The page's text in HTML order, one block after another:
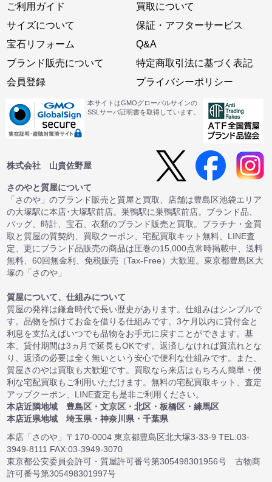
ご利用ガイド
サイズについて
宝石リフォーム
ブランド販売について
会員登録
買取について
保証・アフターサービス
Q&A
特定商取引法に基づく表記
プライバシーポリシー
本サイトはGMOグローバルサインの
SSLサーバ証明書を取得しています。
株式会社 山貴佐野屋
さのやと質屋について
「さのや」のブランド販売と質屋と買取、店舗は豊島区池袋エリア
の大塚駅に本店･大塚駅前店。巣鴨駅に巣鴨駅前店。ブランド品、
バッグ、時計、宝石、衣類のブランド販売と買取。プラチナ・金買
取と質屋の質契約、買取クーポン、宅配買取キット無料、LINE査
定、更にブランド品販売の商品は圧巻の15,000点常時掲載中、送料
無料、60回無金利、免税販売（Tax-Free）大歓迎。東京都豊島区大
塚の「さのや」
質屋について、仕組みについて
質屋の発祥は鎌倉時代で長い歴史があります。仕組みはシンプルで
す。品物を預けてお金を借りる仕組みです。3ケ月以内に貸付金と
利息を支払えばいつでも品物をお手元に戻すことができます。基
本、貸付期間は3ヵ月で延長もOKです。返済しなければ質流れとな
り、返済の必要は全く無いという安心で便利な仕組みです。また、
質屋さのやは買取も大歓迎です。買取なら来店はもちろん簡単・便
利な宅配買取もご利用いただけます。無料の宅配買取キット、査定
アップクーポン、LINE査定も是非ご利用ください。
本店近隣地域 豊島区・文京区・北区・板橋区・練馬区
本店近県地域 埼玉県・神奈川県・千葉県
本店「さのや」〒170-0004 東京都豊島区北大塚3-33-9 TEL:03-
3949-8111 FAX:03-3949-3070
東京都公安委員会許可・質屋許可番号第305498301956号 古物商
許可番号第305498301997号